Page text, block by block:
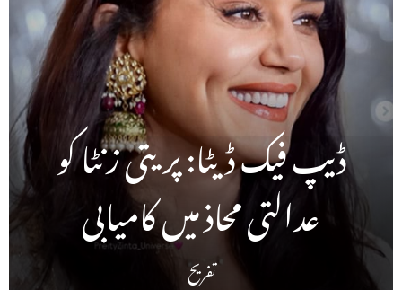
ڈیپ فیک ڈیٹا: پریتی زنٹا کو
عدالتی محاذ میں کامیابی
تفریح